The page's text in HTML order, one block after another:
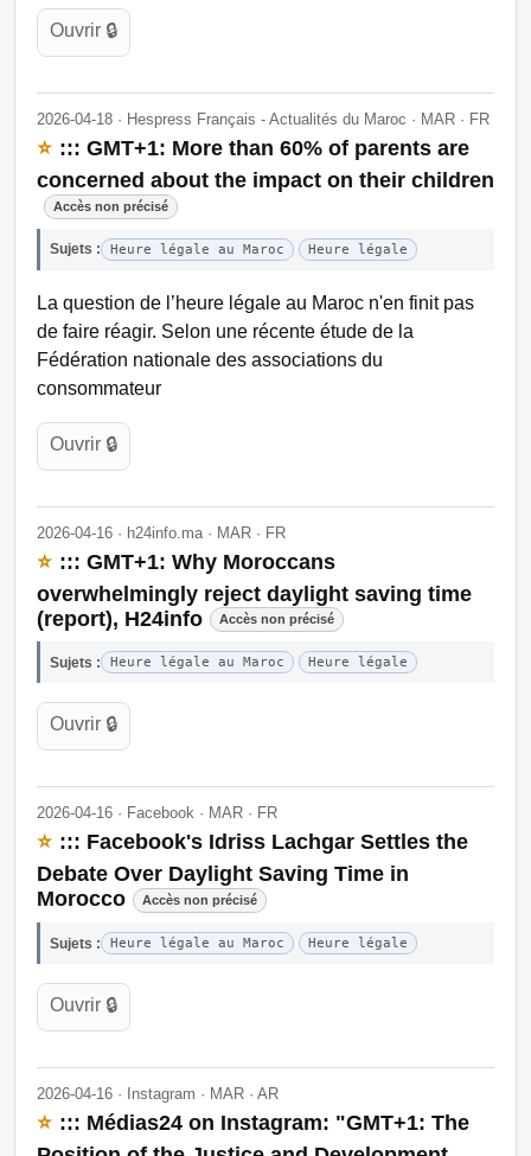
Ouvrir 🔒
2026-04-18 · Hespress Français - Actualités du Maroc · MAR · FR
⭐ ::: GMT+1: More than 60% of parents are
concerned about the impact on their children
Accès non précisé
Sujets : Heure légale au Maroc Heure légale
La question de l’heure légale au Maroc n'en finit pas
de faire réagir. Selon une récente étude de la
Fédération nationale des associations du
consommateur
Ouvrir 🔒
2026-04-16 · h24info.ma · MAR · FR
⭐ ::: GMT+1: Why Moroccans
overwhelmingly reject daylight saving time
(report), H24info
Accès non précisé
Sujets : Heure légale au Maroc Heure légale
Ouvrir 🔒
2026-04-16 · Facebook · MAR · FR
⭐ ::: Facebook's Idriss Lachgar Settles the
Debate Over Daylight Saving Time in
Morocco
Accès non précisé
Sujets : Heure légale au Maroc Heure légale
Ouvrir 🔒
2026-04-16 · Instagram · MAR · AR
⭐ ::: Médias24 on Instagram: "GMT+1: The